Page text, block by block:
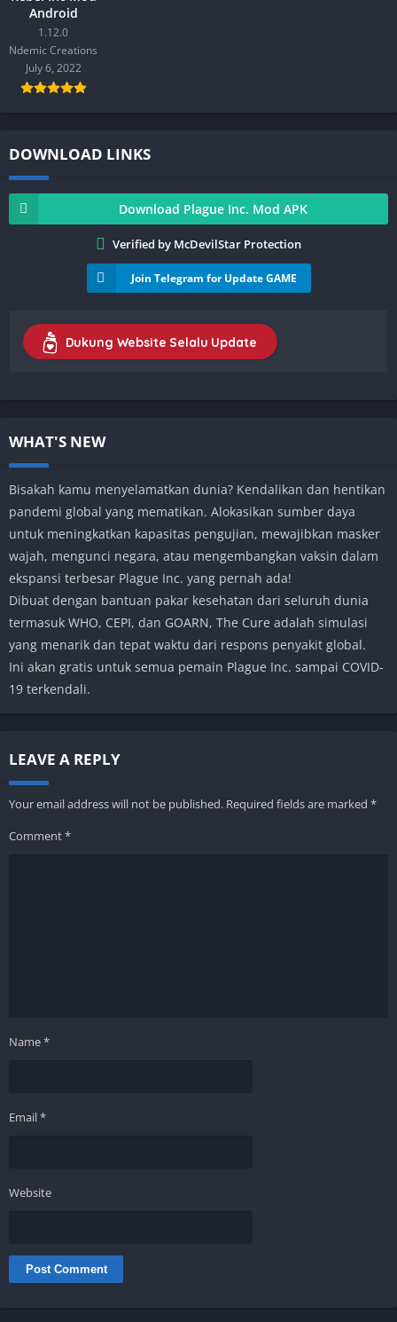
Android
1.12.0
Ndemic Creations
July 6, 2022
DOWNLOAD LINKS
Download Plague Inc. Mod APK
Verified by McDevilStar Protection
Join Telegram for Update GAME
Dukung Website Selalu Update
WHAT'S NEW
Bisakah kamu menyelamatkan dunia? Kendalikan dan hentikan
pandemi global yang mematikan. Alokasikan sumber daya
untuk meningkatkan kapasitas pengujian, mewajibkan masker
wajah, mengunci negara, atau mengembangkan vaksin dalam
ekspansi terbesar Plague Inc. yang pernah ada!
Dibuat dengan bantuan pakar kesehatan dari seluruh dunia
termasuk WHO, CEPI, dan GOARN, The Cure adalah simulasi
yang menarik dan tepat waktu dari respons penyakit global.
Ini akan gratis untuk semua pemain Plague Inc. sampai COVID-
19 terkendali.
LEAVE A REPLY
Your email address will not be published. Required fields are marked *
Comment*
Name*
Email*
Website